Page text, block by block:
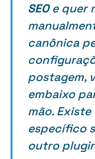
SEOe quer
canônica
postagem,
embaixo
mão.
específico
outro